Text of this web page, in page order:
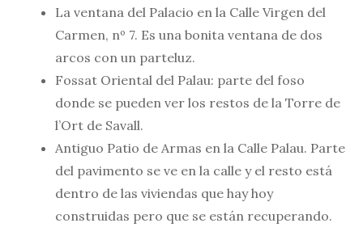
La ventana del Palacio en la Calle Virgen del
Carmen, nº 7. Es una bonita ventana de dos
arcos con un parteluz.
Fossat Oriental del Palau: parte del foso
donde se pueden ver los restos de la Torre de
l’Ort de Savall.
Antiguo Patio de Armas en la Calle Palau. Parte
del pavimento se ve en la calle y el resto está
dentro de las viviendas que hay hoy
construidas pero que se están recuperando.